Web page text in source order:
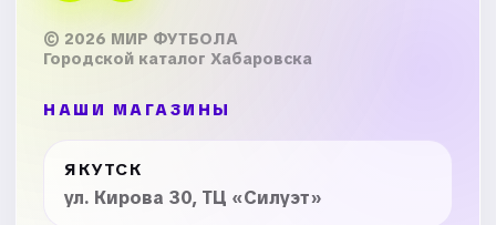
© 2026 МИР ФУТБОЛА
Городской каталог Хабаровска
НАШИ МАГАЗИНЫ
ЯКУТСК
ул. Кирова 30, ТЦ «Силуэт»